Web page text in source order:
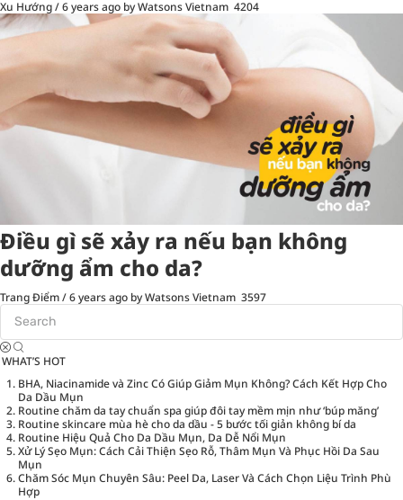
Xu Hướng/6 years ago by Watsons Vietnam 4204
Điều gì sẽ xảy ra nếu bạn không
dưỡng ẩm cho da?
Trang Điểm/6 years ago by Watsons Vietnam 3597
WHAT’S HOT
BHA, Niacinamide và Zinc Có Giúp Giảm Mụn Không? Cách Kết Hợp Cho
Da Dầu Mụn
Routine chăm da tay chuẩn spa giúp đôi tay mềm mịn như ‘búp măng’
Routine skincare mùa hè cho da dầu - 5 bước tối giản không bí da
Routine Hiệu Quả Cho Da Dầu Mụn, Da Dễ Nổi Mụn
Xử Lý Sẹo Mụn: Cách Cải Thiện Sẹo Rỗ, Thâm Mụn Và Phục Hồi Da Sau
Mụn
Chăm Sóc Mụn Chuyên Sâu: Peel Da, Laser Và Cách Chọn Liệu Trình Phù
Hợp